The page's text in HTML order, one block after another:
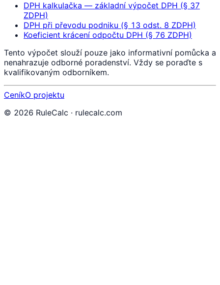
DPH kalkulačka — základní výpočet DPH (§ 37
ZDPH)
DPH při převodu podniku (§ 13 odst. 8 ZDPH)
Koeficient krácení odpočtu DPH (§ 76 ZDPH)
Tento výpočet slouží pouze jako informativní pomůcka a
nenahrazuje odborné poradenství. Vždy se poraďte s
kvalifikovaným odborníkem.
CeníkO projektu
© 2026 RuleCalc · rulecalc.com